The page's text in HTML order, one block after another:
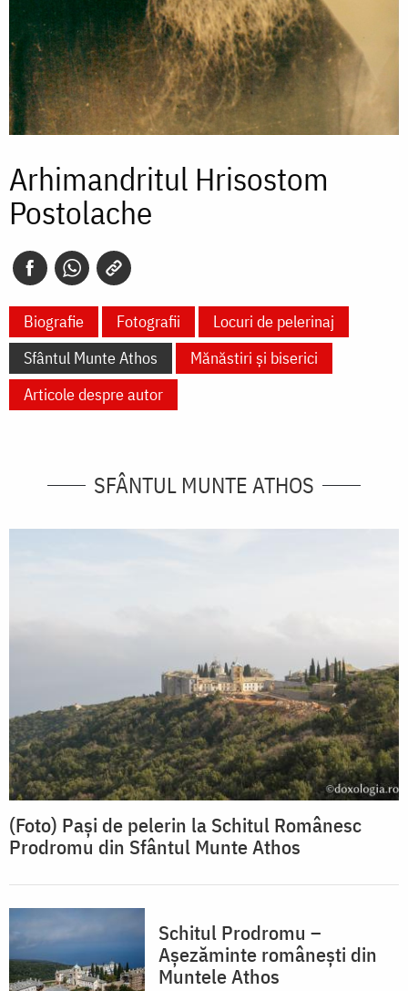
Arhimandritul Hrisostom
Postolache
Biografie Fotografii
Locuri de pelerinaj
Sfântul Munte Athos
Mănăstiri și biserici
Articole despre autor
SFÂNTUL MUNTE ATHOS
(Foto) Pași de pelerin la Schitul Românesc
Prodromu din Sfântul Munte Athos
Schitul Prodromu –
Așezăminte românești din
Muntele Athos